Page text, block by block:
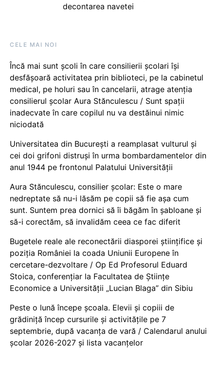
decontarea navetei
CELE MAI NOI
Încă mai sunt școli în care consilierii școlari își
desfășoară activitatea prin biblioteci, pe la cabinetul
medical, pe holuri sau în cancelarii, atrage atenția
consilierul școlar Aura Stănculescu / Sunt spații
inadecvate în care copilul nu va destăinui nimic
niciodată
Universitatea din București a reamplasat vulturul și
cei doi grifoni distruși în urma bombardamentelor din
anul 1944 pe frontonul Palatului Universității
Aura Stănculescu, consilier școlar: Este o mare
nedreptate să nu-i lăsăm pe copii să fie așa cum
sunt. Suntem prea dornici să îi băgăm în șabloane și
să-i corectăm, să invalidăm ceea ce fac diferit
Bugetele reale ale reconectării diasporei științifice și
poziția României la coada Uniunii Europene în
cercetare-dezvoltare / Op Ed Profesorul Eduard
Stoica, conferențiar la Facultatea de Științe
Economice a Universității „Lucian Blaga” din Sibiu
Peste o lună începe școala. Elevii și copiii de
grădiniță încep cursurile și activitățile pe 7
septembrie, după vacanța de vară / Calendarul anului
școlar 2026-2027 și lista vacanțelor